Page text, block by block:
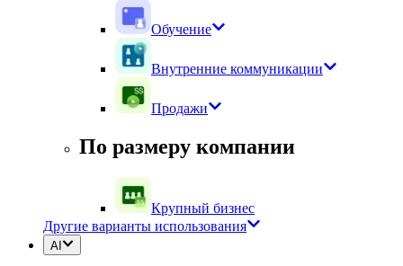
Обучение
Внутренние коммуникации
Продажи
По размеру компании
Крупный бизнес
Другие варианты использования
AI